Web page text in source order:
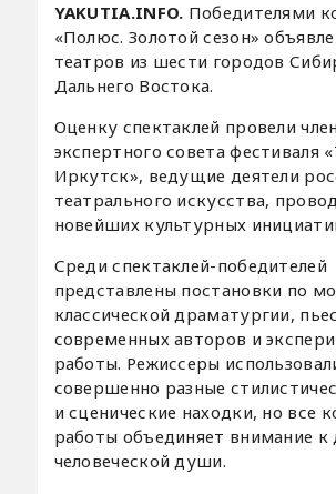
YAKUTIA.INFO. Победителями
«Полюс. Золотой сезон»
театров из шести городов
Дальнего Востока.
Оценку спектаклей провели
экспертного совета фестиваля
Иркутск», ведущие деятели
театрального искусства,
новейших культурных
Среди спектаклей-победителей
представлены постановки по
классической драматургии,
современных авторов и
работы. Режиссеры
совершенно разные
и сценические находки, но все
работы объединяет внимание
человеческой души.